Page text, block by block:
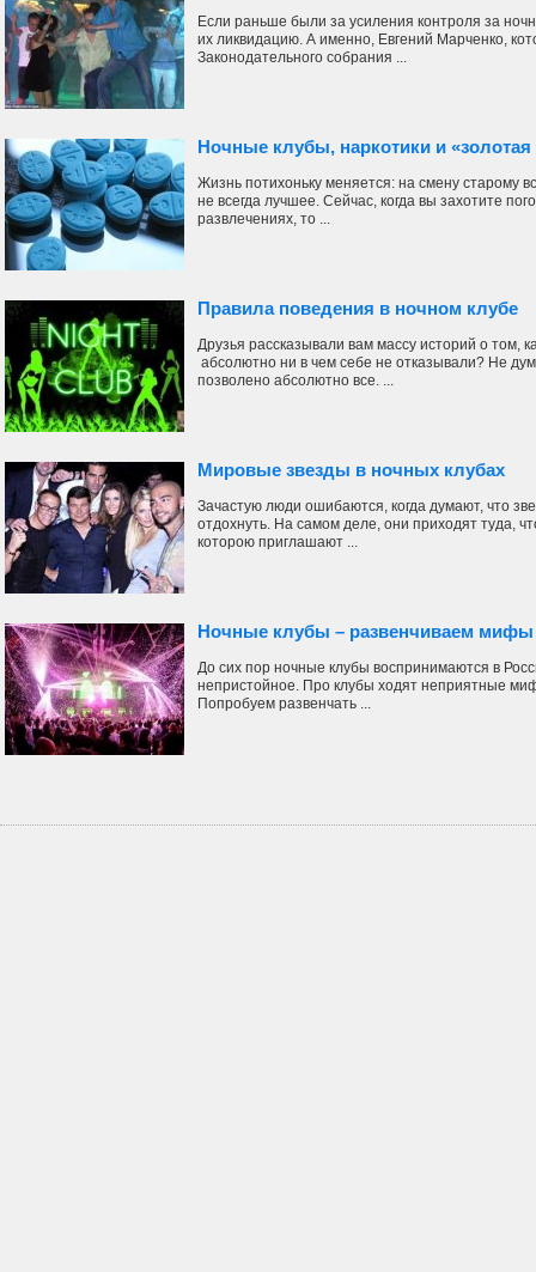
Если раньше были за усиления контроля за
их ликвидацию. А именно, Евгений Марченко,
Законодательного собрания ...
Ночные клубы, наркотики и
Жизнь потихоньку меняется: на смену старому
не всегда лучшее. Сейчас, когда вы захотите
развлечениях, то ...
Правила поведения в ночном клубе
Друзья рассказывали вам массу историй о том,
абсолютно ни в чем себе не отказывали? Не
позволено абсолютно все. ...
Мировые звезды в ночных клубах
Зачастую люди ошибаются, когда думают, что
отдохнуть. На самом деле, они приходят туда,
которою приглашают ...
Ночные клубы – развенчиваем мифы
До сих пор ночные клубы воспринимаются в
непристойное. Про клубы ходят неприятные
Попробуем развенчать ...